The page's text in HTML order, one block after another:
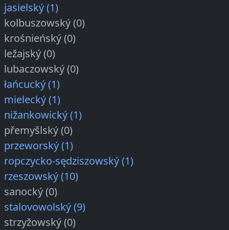
jasielský (1)
kolbuszowský (0)
krośnieńský (0)
ležajský (0)
lubaczowský (0)
łańcucký (1)
mielecký (1)
nižankowický (1)
přemyšlský (0)
przeworský (1)
ropczycko-sędziszowský (1)
rzeszowský (10)
sanocký (0)
stalovowolský (9)
strzyžowský (0)